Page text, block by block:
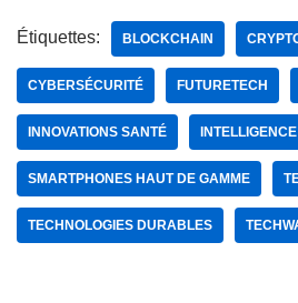
Étiquettes: BLOCKCHAIN
CYBERSÉCURITÉ FUTURETECH
INNOVATIONS SANTÉ
SMARTPHONES HAUT DE GAMME
TECHNOLOGIES DURABLES